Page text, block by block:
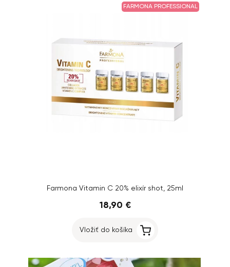
FARMONA PROFESSIONAL
Farmona Vitamin C 20% elixír shot, 25ml
18,90 €
Vložiť do košíka